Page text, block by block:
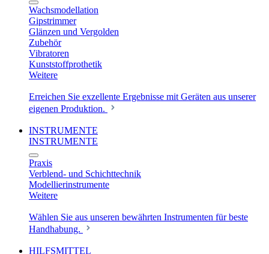
Wachsmodellation
Gipstrimmer
Glänzen und Vergolden
Zubehör
Vibratoren
Kunststoffprothetik
Weitere
Erreichen Sie exzellente Ergebnisse mit Geräten aus unserer
eigenen Produktion.
INSTRUMENTE
INSTRUMENTE
Praxis
Verblend- und Schichttechnik
Modellierinstrumente
Weitere
Wählen Sie aus unseren bewährten Instrumenten für beste
Handhabung.
HILFSMITTEL